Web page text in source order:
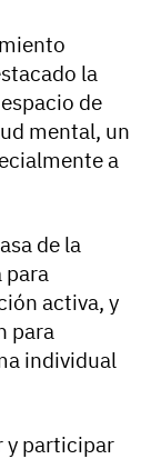
la
de
mental, un
a
de la
para
activa, y
para
individual
y participar